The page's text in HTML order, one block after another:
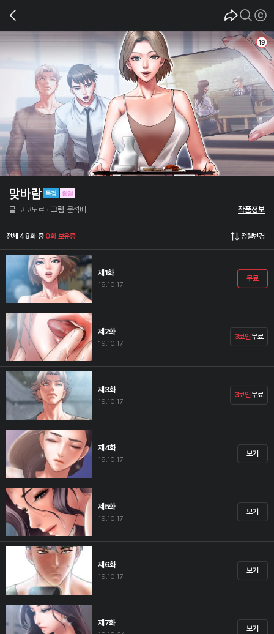
맞바람
글 코코도르 그림 문석배 작품정보
전체 48화 중 0화 보유중 정렬변경
제1화
19.10.17
무료
제2화
19.10.17
3코인무료
제3화
19.10.17
3코인무료
제4화
19.10.17
보기
제5화
19.10.17
보기
제6화
19.10.17
보기
제7화
보기